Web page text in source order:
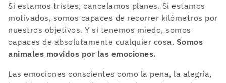
Si estamos tristes, cancelamos planes. Si estamos
motivados, somos capaces de recorrer kilómetros por
nuestros objetivos. Y si tenemos miedo, somos
capaces de absolutamente cualquier cosa. Somos
animales movidos por las emociones.
Las emociones conscientes como la pena, la alegría,